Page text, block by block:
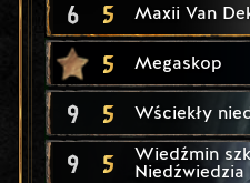
6 5 Maxii Van
5 Megaskop
9 5 Wściekły
9 5
Wiedźmin
Niedźwiedzia